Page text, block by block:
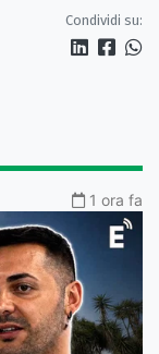
Condividi su:
1 ora fa